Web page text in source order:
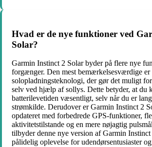
Hvad er de nye funktioner ved
Solar?
Garmin Instinct 2 Solar byder på flere nye
forgænger. Den mest bemærkelsesværdige
solopladningsteknologi, der gør det muligt
selv ved hjælp af sollys. Dette betyder, at du
batterilevetiden væsentligt, selv når du er
strømkilde. Derudover er Garmin Instinct 2
opdateret med forbedrede GPS-funktioner,
aktivitetstilstande og en mere nøjagtig
tilbyder denne nye version af Garmin Instinct
pålidelig oplevelse for udendørsentusiaster og